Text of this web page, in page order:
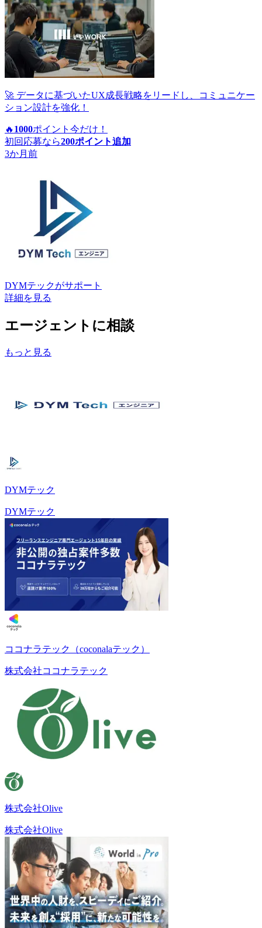
🚀 データに基づいたUX成長戦略をリードし、コミュニケー
ション設計を強化！
🔥 1000ポイント 今だけ！
初回応募なら200ポイント追加
3か月前
DYMテックがサポート
詳細を見る
エージェントに相談
もっと見る
DYMテック
DYMテック
ココナラテック（coconalaテック）
株式会社ココナラテック
株式会社Olive
株式会社Olive